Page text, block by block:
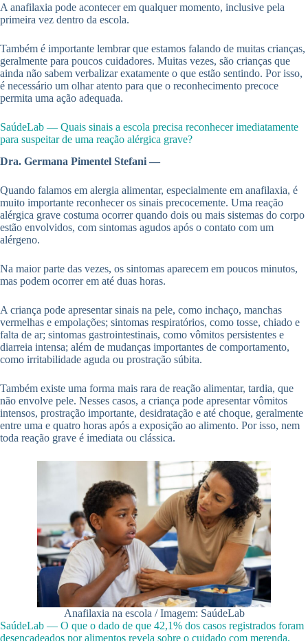
A anafilaxia pode acontecer em qualquer momento, inclusive pela
primeira vez dentro da escola.
Também é importante lembrar que estamos falando de muitas crianças,
geralmente para poucos cuidadores. Muitas vezes, são crianças que
ainda não sabem verbalizar exatamente o que estão sentindo. Por isso,
é necessário um olhar atento para que o reconhecimento precoce
permita uma ação adequada.
SaúdeLab — Quais sinais a escola precisa reconhecer imediatamente
para suspeitar de uma reação alérgica grave?
Dra. Germana Pimentel Stefani —
Quando falamos em alergia alimentar, especialmente em anafilaxia, é
muito importante reconhecer os sinais precocemente. Uma reação
alérgica grave costuma ocorrer quando dois ou mais sistemas do corpo
estão envolvidos, com sintomas agudos após o contato com um
alérgeno.
Na maior parte das vezes, os sintomas aparecem em poucos minutos,
mas podem ocorrer em até duas horas.
A criança pode apresentar sinais na pele, como inchaço, manchas
vermelhas e empolações; sintomas respiratórios, como tosse, chiado e
falta de ar; sintomas gastrointestinais, como vômitos persistentes e
diarreia intensa; além de mudanças importantes de comportamento,
como irritabilidade aguda ou prostração súbita.
Também existe uma forma mais rara de reação alimentar, tardia, que
não envolve pele. Nesses casos, a criança pode apresentar vômitos
intensos, prostração importante, desidratação e até choque, geralmente
entre uma e quatro horas após a exposição ao alimento. Por isso, nem
toda reação grave é imediata ou clássica.
Anafilaxia na escola / Imagem: SaúdeLab
SaúdeLab — O que o dado de que 42,1% dos casos registrados foram
desencadeados por alimentos revela sobre o cuidado com merenda,